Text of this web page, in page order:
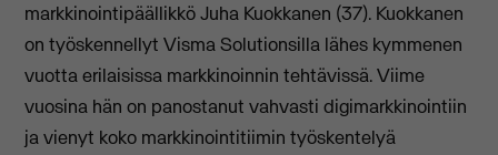
markkinointipäällikkö Juha Kuokkanen (37). Kuokkanen
on työskennellyt Visma Solutionsilla lähes kymmenen
vuotta erilaisissa markkinoinnin tehtävissä. Viime
vuosina hän on panostanut vahvasti digimarkkinointiin
ja vienyt koko markkinointitiimin työskentelyä